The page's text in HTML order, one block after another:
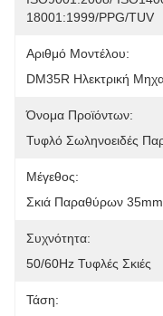
18001:1999/PPG/TUV
Αριθμό Μοντέλου:
DM35R Ηλεκτρική
Όνομα Προϊόντων:
Τυφλό Σωληνοειδές
Μέγεθος:
Σκιά Παραθύρων 35mm
Συχνότητα:
50/60Hz Τυφλές Σκιές
Τάση: